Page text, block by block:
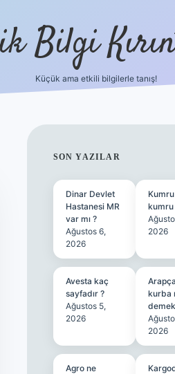
Bilgi
Küçük ama etkili bilgilerle tanış!
SIDEBAR
SON YAZILAR
Dinar Devlet
Hastanesi MR
var mı ?
Ağustos 6,
2026
kumru
2026
Avesta kaç
sayfadır ?
Ağustos 5,
2026
kurba
2026
Agro ne